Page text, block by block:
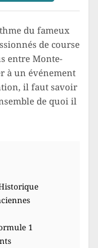
du fameux
de course
entre Monte-
à un événement
il faut savoir
de quoi il
1